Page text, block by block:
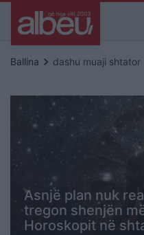
Ballina keyboard_arrow_right dashu muaji shtator
Asnjë plan nuk
tregon shenjën
Horoskopit në